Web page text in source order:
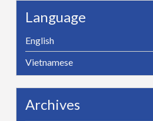
Language
English
Vietnamese
Archives